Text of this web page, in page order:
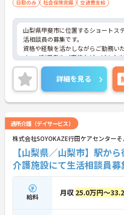
押しします
・階層別研修や所属先以外の事業所
など豊富な教育プログラムで専門職
サポートしています
日勤のみ 社会保険完備 交通費支給
山梨県甲斐市に位置するショートス
活相談員の募集です。
資格や経験を活かしながらご勤務い
す。ご利用者やご家族など、どんな
ミュニケーションをとれる方を募集
ご興味のある方には、面接対策ポイ
に詳細をご案内しますのでお気軽に
い！
詳細を見る
通所介護（デイサービス）
株式会社SOYOKAZE行田ケアセンターそ
【山梨県／山梨市】駅か
介護施設にて生活相談員募
給料 月収 25.0万円～